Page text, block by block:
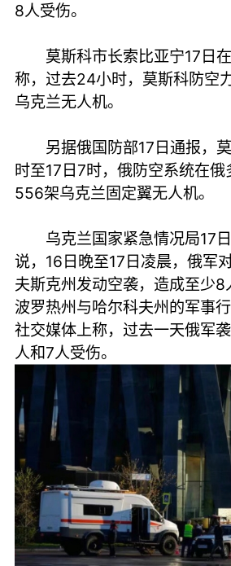
8人受伤。
莫斯科市长索比亚宁17日在
称，过去24小时，莫斯科防空
乌克兰无人机。
另据俄国防部17日通报，
时至17日7时，俄防空系统在俄
556架乌克兰固定翼无人机。
乌克兰国家紧急情况局17日
说，16日晚至17日凌晨，俄军
夫斯克州发动空袭，造成至少
波罗热州与哈尔科夫州的军事
社交媒体上称，过去一天俄军
人和7人受伤。